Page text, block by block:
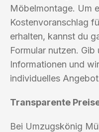
Möbelmontage. Um
Kostenvoranschlag
erhalten, kannst du
Formular nutzen.
Informationen und
individuelles
Transparente
Bei Umzugskönig